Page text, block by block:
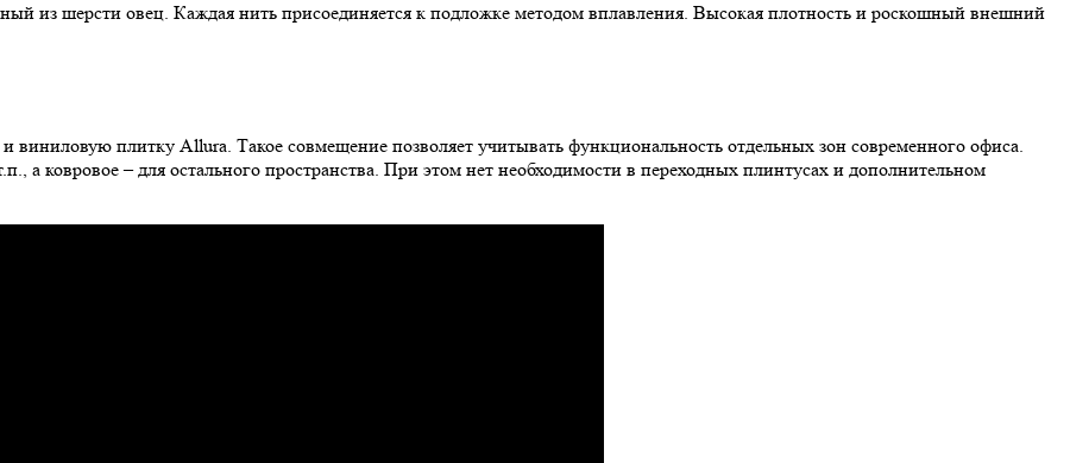
из шерсти овец. Каждая нить присоединяется к подложке методом вплавления. Высокая плотность и роскошный внешний
виниловую плитку Allura. Такое совмещение позволяет учитывать функциональность отдельных зон современного офиса.
а ковровое – для остального пространства. При этом нет необходимости в переходных плинтусах и дополнительном